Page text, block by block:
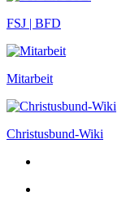
FSJ | BFD
Mitarbeit
Christusbund-Wiki